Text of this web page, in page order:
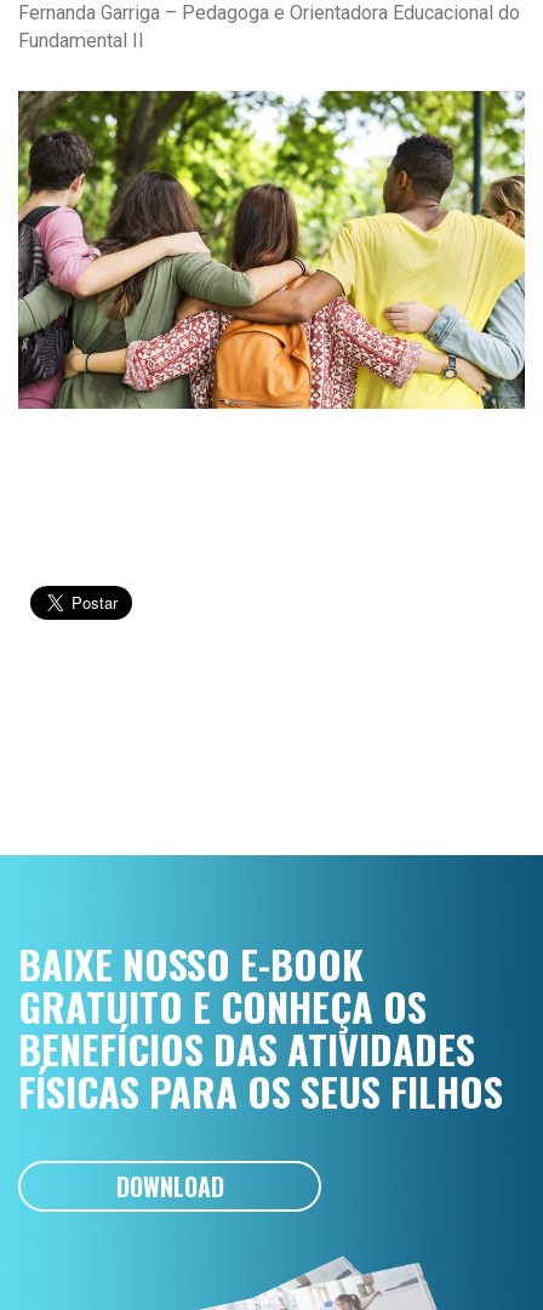
Fernanda Garriga – Pedagoga e Orientadora Educacional do
Fundamental II
BAIXE NOSSO E-BOOK
GRATUITO E CONHEÇA OS
BENEFÍCIOS DAS ATIVIDADES
FÍSICAS PARA OS SEUS FILHOS
DOWNLOAD